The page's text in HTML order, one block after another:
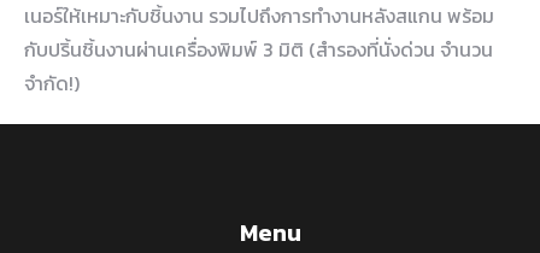
เนอร์ให้เหมาะกับชิ้นงาน รวมไปถึงการทำงานหลังสแกน พร้อม
กับปริ้นชิ้นงานผ่านเครื่องพิมพ์ 3 มิติ (สำรองที่นั่งด่วน จำนวน
จำกัด!)
Menu